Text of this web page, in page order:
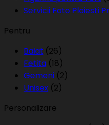
Servicii Foto Ploiesti
Pentru
Baiat (26)
Fetita (18)
Gemeni (2)
Unisex (2)
Personalizare